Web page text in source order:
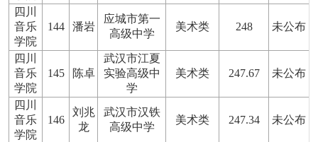
四川
音乐
学院
144 潘岩
应城市第一
高级中学
美术类 248 未公布
四川
音乐
学院
145 陈卓
武汉市江夏
实验高级中
学
美术类 247.67 未公布
四川
音乐
学院
146
刘兆
龙
武汉市汉铁
高级中学
美术类 247.34 未公布